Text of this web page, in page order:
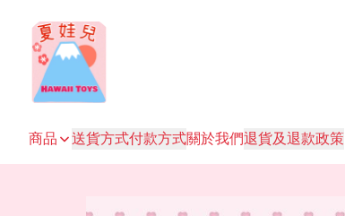
商品 送貨方式付款方式關於我們退貨及退款政策